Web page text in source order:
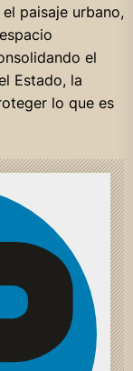
paisaje urbano,
el
Estado, la
lo que es